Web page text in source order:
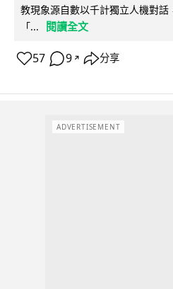
教現象源自數以千計獨立人機對
「...
閱讀全文
57 9 ↗ 分享
ADVERTISEMENT